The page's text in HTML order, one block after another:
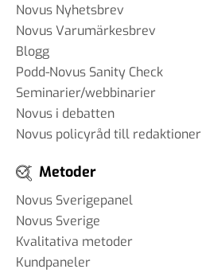
Novus Nyhetsbrev
Novus Varumärkesbrev
Blogg
Podd-Novus Sanity Check
Seminarier/webbinarier
Novus i debatten
Novus policyråd till redaktioner
Metoder
Novus Sverigepanel
Novus Sverige
Kvalitativa metoder
Kundpaneler